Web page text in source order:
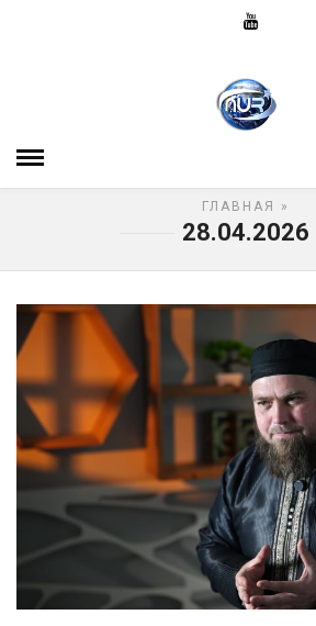
ГЛАВНАЯ »
28.04.2026